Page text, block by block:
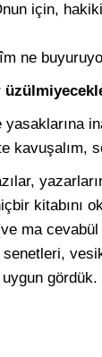
için,
ne
kavuşalım,
kitabını
ma
gördük.